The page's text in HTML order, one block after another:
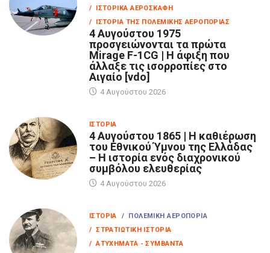
/ ΙΣΤΟΡΙΚΆ ΑΕΡΟΣΚΆΦΗ
/ ΙΣΤΟΡΊΑ ΤΗΣ ΠΟΛΕΜΙΚΉΣ ΑΕΡΟΠΟΡΊΑΣ
4 Αυγούστου 1975
προσγειώνονται τα πρώτα
Mirage F-1CG | Η άφιξη που
άλλαξε τις ισορροπίες στο
Αιγαίο [vdo]
4 Αυγούστου 2026
ΙΣΤΟΡΊΑ
4 Αυγούστου 1865 | Η καθιέρωση
του Εθνικού Ύμνου της Ελλάδας
– Η ιστορία ενός διαχρονικού
συμβόλου ελευθερίας
4 Αυγούστου 2026
ΙΣΤΟΡΊΑ
/ ΠΟΛΕΜΙΚΉ ΑΕΡΟΠΟΡΊΑ
/ ΣΤΡΑΤΙΩΤΙΚΉ ΙΣΤΟΡΊΑ
/ ΑΤΥΧΉΜΑΤΑ - ΣΥΜΒΆΝΤΑ